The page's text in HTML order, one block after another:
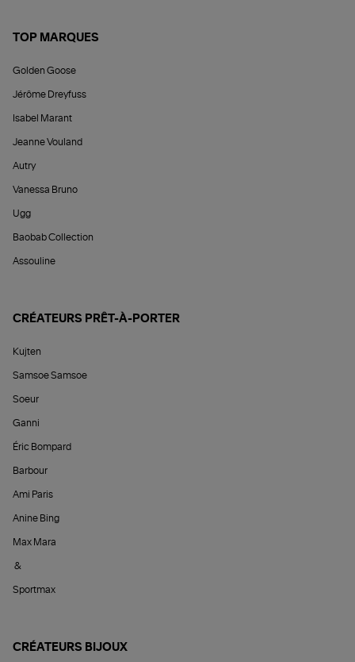
TOP MARQUES
Golden Goose
Jérôme Dreyfuss
Isabel Marant
Jeanne Vouland
Autry
Vanessa Bruno
Ugg
Baobab Collection
Assouline
CRÉATEURS PRÊT-À-PORTER
Kujten
Samsoe Samsoe
Soeur
Ganni
Éric Bompard
Barbour
Ami Paris
Anine Bing
Max Mara
&
Sportmax
CRÉATEURS BIJOUX